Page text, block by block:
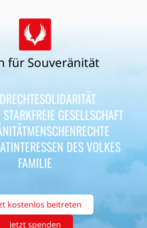
für Souveränität
SOLIDARITÄT
FREIE GESELLSCHAFT
MENSCHENRECHTE
INTERESSEN DES VOLKES
FAMILIE
kostenlos beitreten
Jetzt spenden